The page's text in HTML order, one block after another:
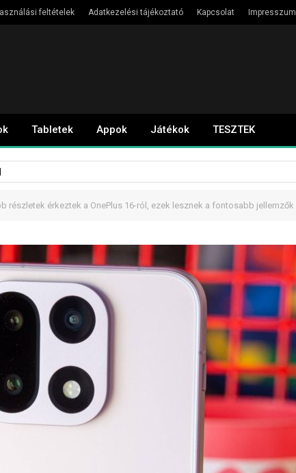
feltételek Adatkezelési tájékoztató Kapcsolat Impresszum
Tabletek Appok Játékok TESZTEK
részletek érkeztek a OnePlus 16-ról, ezek lesznek a fontosabb jellemzők